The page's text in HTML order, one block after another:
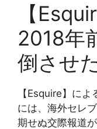
【
2018年
倒させ
【Esquire】に
には、海外セレ
期せぬ交際報道